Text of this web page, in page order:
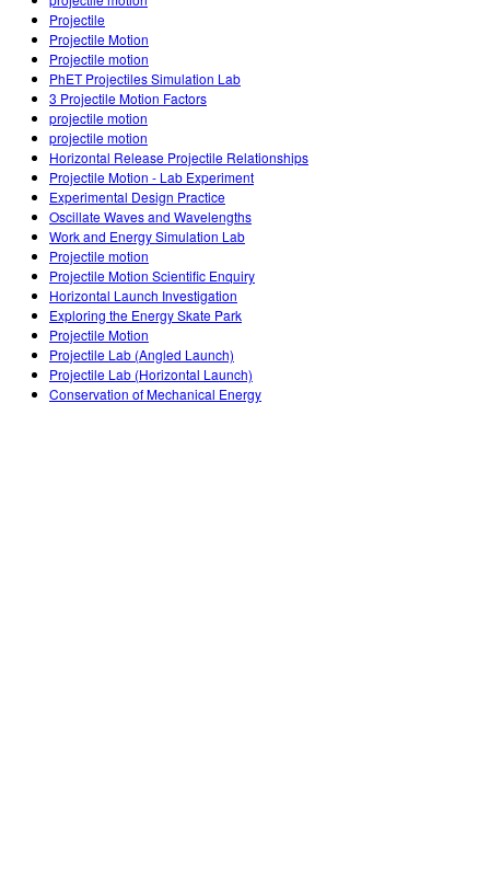
Teaching with PhET
STEM Eğitiminde ÇEKA
SceneryStack OSE
Impact Report
Projectile
Projectile Motion
Projectile motion
PhET Projectiles Simulation Lab
3 Projectile Motion Factors
projectile motion
projectile motion
Horizontal Release Projectile Relationships
Projectile Motion - Lab Experiment
Experimental Design Practice
Oscillate Waves and Wavelengths
Work and Energy Simulation Lab
Projectile motion
Projectile Motion Scientific Enquiry
Horizontal Launch Investigation
Exploring the Energy Skate Park
Projectile Motion
Projectile Lab (Angled Launch)
Projectile Lab (Horizontal Launch)
Conservation of Mechanical Energy